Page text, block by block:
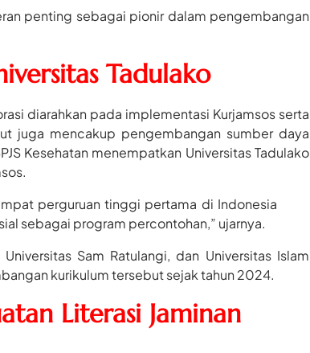
penting sebagai pionir dalam pengembangan
Tadulako
diarahkan pada implementasi Kurjamsos serta
juga mencakup pengembangan sumber daya
Kesehatan menempatkan Universitas Tadulako
perguruan tinggi pertama di Indonesia
sebagai program percontohan,” ujarnya.
Sam Ratulangi, dan Universitas Islam
kurikulum tersebut sejak tahun 2024.
Literasi Jaminan